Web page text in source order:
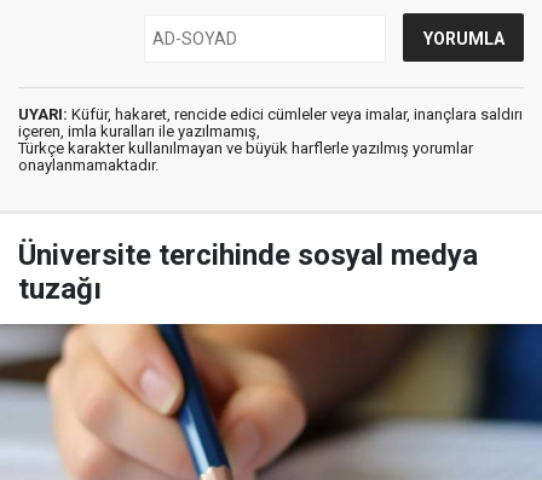
UYARI: Küfür, hakaret, rencide edici cümleler veya imalar, inançlara saldırı
içeren, imla kuralları ile yazılmamış,
Türkçe karakter kullanılmayan ve büyük harflerle yazılmış yorumlar
onaylanmamaktadır.
Üniversite tercihinde sosyal medya
tuzağı